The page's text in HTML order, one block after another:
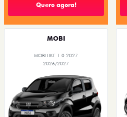
Quero agora!
MOBI
MOBI LIKE 1.0 2027
2026/2027